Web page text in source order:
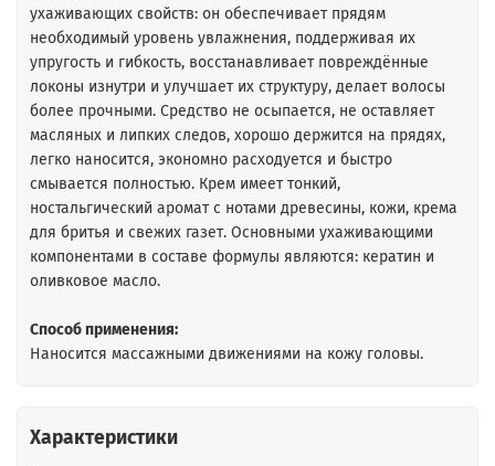
ухаживающих свойств: он обеспечивает прядям
необходимый уровень увлажнения, поддерживая их
упругость и гибкость, восстанавливает повреждённые
локоны изнутри и улучшает их структуру, делает волосы
более прочными. Средство не осыпается, не оставляет
масляных и липких следов, хорошо держится на прядях,
легко наносится, экономно расходуется и быстро
смывается полностью. Крем имеет тонкий,
ностальгический аромат с нотами древесины, кожи, крема
для бритья и свежих газет. Основными ухаживающими
компонентами в составе формулы являются: кератин и
оливковое масло.
Способ применения:
Наносится массажными движениями на кожу головы.
Характеристики